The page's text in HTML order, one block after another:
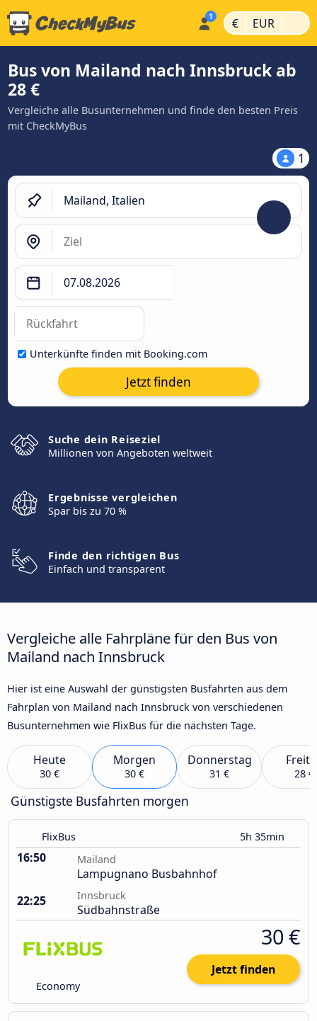
€ | EUR |
Bus von Mailand nach Innsbruck ab
28 €
Vergleiche alle Busunternehmen und finde den besten Preis
mit CheckMyBus
1
Unterkünfte finden mit Booking.com
Jetzt finden
Suche dein Reiseziel
Millionen von Angeboten weltweit
Ergebnisse vergleichen
Spar bis zu 70 %
Finde den richtigen Bus
Einfach und transparent
Vergleiche alle Fahrpläne für den Bus von
Mailand nach Innsbruck
Hier ist eine Auswahl der günstigsten Busfahrten aus dem
Fahrplan von Mailand nach Innsbruck von verschiedenen
Busunternehmen wie FlixBus für die nächsten Tage.
Heute
30 €
Morgen
30 €
Donnerstag
31 € 28 €
Günstigste Busfahrten morgen
FlixBus 5h 35min
16:50 Mailand
Lampugnano Busbahnhof
22:25
Innsbruck
Südbahnstraße
Economy
30 €
Jetzt finden